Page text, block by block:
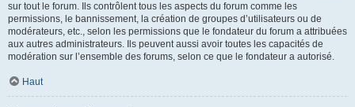
sur tout le forum. Ils contrôlent tous les aspects du forum comme les
permissions, le bannissement, la création de groupes d’utilisateurs ou de
modérateurs, etc., selon les permissions que le fondateur du forum a attribuées
aux autres administrateurs. Ils peuvent aussi avoir toutes les capacités de
modération sur l’ensemble des forums, selon ce que le fondateur a autorisé.
Haut